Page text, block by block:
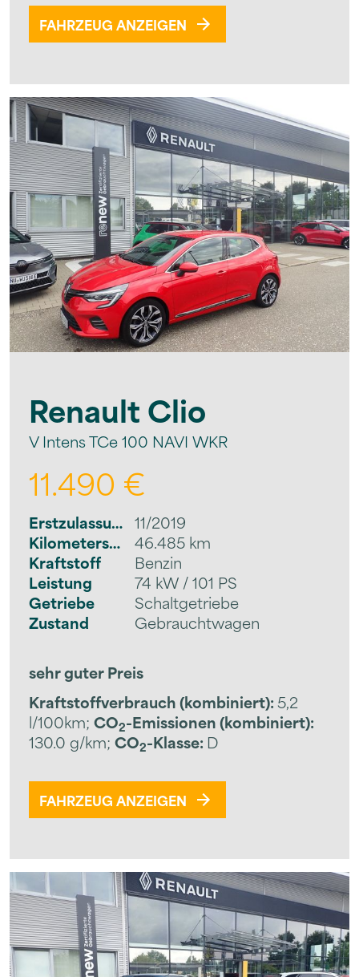
FAHRZEUG ANZEIGEN
RenaultClio
V Intens TCe 100 NAVI WKR
11.490 €
Erstzulassung 11/2019
Kilometerstand
46.485 km
Kraftstoff
Benzin
Leistung
74 kW / 101 PS
Getriebe
Schaltgetriebe
Zustand
Gebrauchtwagen
sehr guter Preis
Kraftstoffverbrauch (kombiniert): 5,2
l/100km; CO2-Emissionen (kombiniert):
130.0 g/km; CO2-Klasse: D
FAHRZEUG ANZEIGEN